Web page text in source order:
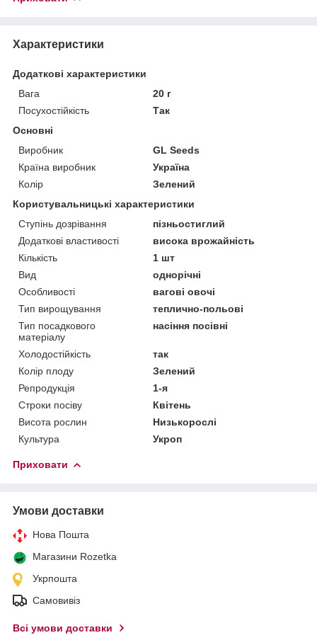
Характеристики
Додаткові характеристики
Вага
20 г
Посухостійкість
Так
Основні
Виробник
GL Seeds
Країна виробник
Україна
Колір
Зелений
Користувальницькі характеристики
Ступінь дозрівання
пізньостиглий
Додаткові властивості
висока врожайність
Кількість
1 шт
Вид
однорічні
Особливості
вагові овочі
Тип вирощування
теплично-польові
Тип посадкового
матеріалу
насіння посівні
Холодостійкість
так
Колір плоду
Зелений
Репродукція
1-я
Строки посіву
Квітень
Висота рослин
Низькорослі
Культура
Укроп
Приховати
Умови доставки
Нова Пошта
Магазини Rozetka
Укрпошта
Самовивіз
Всі умови доставки